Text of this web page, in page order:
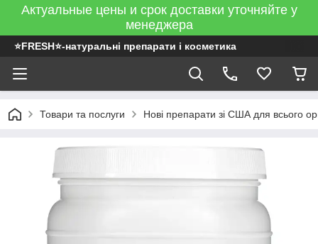
Актуальные цены и срок доставки уточняйте у
менеджера
⭐FRESH⭐-натуральні препарати і косметика
Товари та послуги Нові препарати зі США для всього